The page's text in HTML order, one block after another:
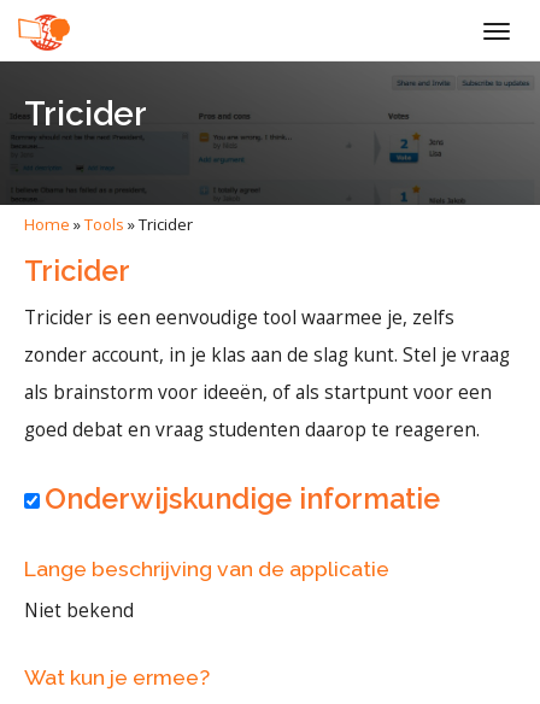
Tricider
Home »Tools »Tricider
Tricider
Tricider is een eenvoudige tool waarmee je, zelfs
zonder account, in je klas aan de slag kunt. Stel je vraag
als brainstorm voor ideeën, of als startpunt voor een
goed debat en vraag studenten daarop te reageren.
Onderwijskundige informatie
Lange beschrijving van de applicatie
Niet bekend
Wat kun je ermee?